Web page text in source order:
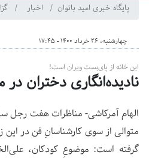
پایگاه خبری امید بانوان اخبار
چهارشنبه، 26 خرداد 1400 - 17:45
این خانه از پای‌بست ویران است!
نادیده‌انگاری دختران در
الهام آمرکاشی- مناظرات هفت رجل
متوالی از سوی کارشناسانِ فن در این
گرفته است: موضوعِ کودکان،